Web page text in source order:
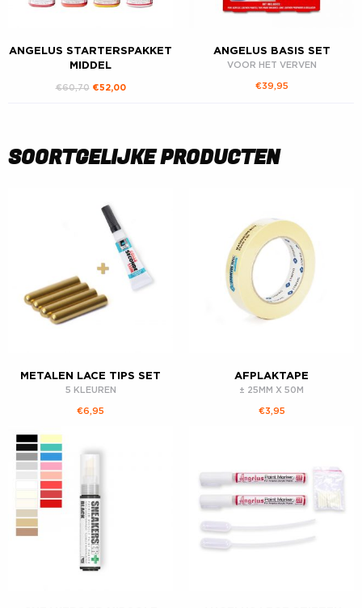
ANGELUS STARTERSPAKKET
MIDDEL
€60,70 Oorspronkelijke prijs was: €60,70.
€52,00Huidige prijs is: €52,00.
ANGELUS BASIS SET
VOOR HET VERVEN
€39,95
SOORTGELIJKE PRODUCTEN
METALEN LACE TIPS SET
5 KLEUREN
€6,95
AFPLAKTAPE
± 25MM X 50M
€3,95